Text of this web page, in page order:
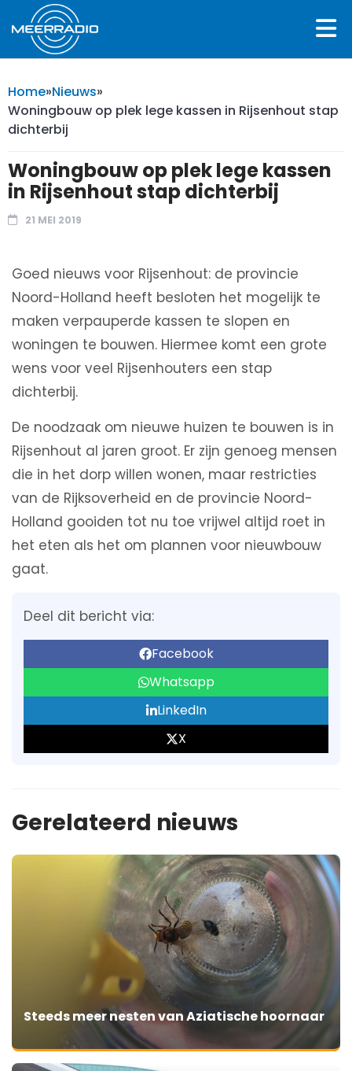
Home»Nieuws»
Woningbouw op plek lege kassen in Rijsenhout stap
dichterbij
Woningbouw op plek lege kassen
in Rijsenhout stap dichterbij
21 MEI 2019
Goed nieuws voor Rijsenhout: de provincie
Noord-Holland heeft besloten het mogelijk te
maken verpauperde kassen te slopen en
woningen te bouwen. Hiermee komt een grote
wens voor veel Rijsenhouters een stap
dichterbij.
De noodzaak om nieuwe huizen te bouwen is in
Rijsenhout al jaren groot. Er zijn genoeg mensen
die in het dorp willen wonen, maar restricties
van de Rijksoverheid en de provincie Noord-
Holland gooiden tot nu toe vrijwel altijd roet in
het eten als het om plannen voor nieuwbouw
gaat.
Deel dit bericht via:
Facebook
Whatsapp
LinkedIn
X
Gerelateerd nieuws
Steeds meer nesten van Aziatische hoornaar